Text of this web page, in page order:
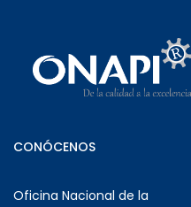
CONÓCENOS
Oficina Nacional de la